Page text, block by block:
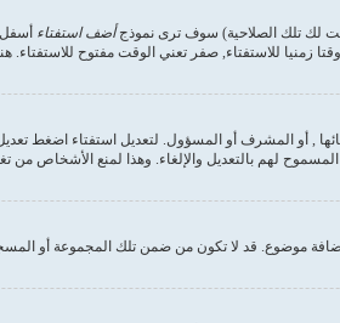
لك تلك الصلاحية) سوف ترى نموذجأضف استفتاء
زمنيا للاستفتاء, صفر تعني الوقت مفتوح للاستفتاء.
, أو المشرف أو المسؤول. لتعديل استفتاء
لهم بالتعديل والإلغاء. وهذا لمنع الأشخاص من
موضوع. قد لا تكون من ضمن تلك المجموعة أو